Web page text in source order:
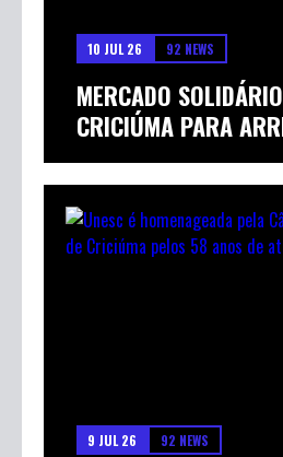
10 JUL 26 92 NEWS
MERCADO
CRICIÚMA PARA
9 JUL 26 92 NEWS